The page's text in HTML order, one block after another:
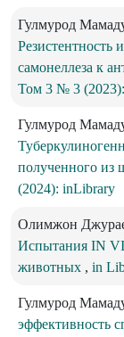
Гулмурод
Резистентность
самонеллеза к
Том 3 № 3 (2023):
Гулмурод
полученного из
(2024): inLibrary
Олимжон
Испытания IN
животных , in
Гулмурод
эффективность